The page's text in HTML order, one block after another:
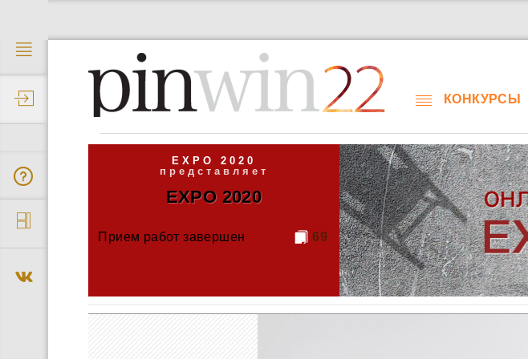
22 КОНКУРСЫ
EXPO 2020
представляет
EXPO 2020
Прием работ завершен 69
Работ